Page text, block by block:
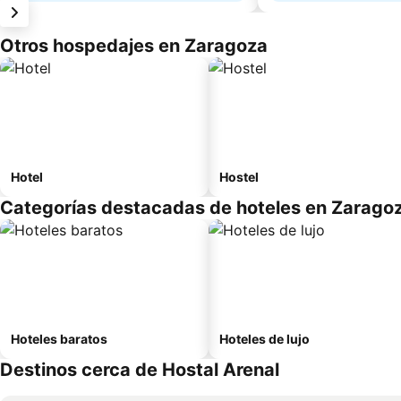
Otros hospedajes en Zaragoza
Hotel Hostel
Categorías destacadas de hoteles en
Hoteles baratos Hoteles de lujo
Destinos cerca de Hostal Arenal